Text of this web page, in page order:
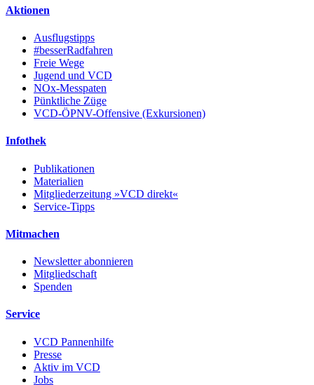
Aktionen
Ausflugstipps
#besserRadfahren
Freie Wege
Jugend und VCD
NOx-Messpaten
Pünktliche Züge
VCD-ÖPNV-Offensive (Exkursionen)
Infothek
Publikationen
Materialien
Mitgliederzeitung »VCD direkt«
Service-Tipps
Mitmachen
Newsletter abonnieren
Mitgliedschaft
Spenden
Service
VCD Pannenhilfe
Presse
Aktiv im VCD
Jobs